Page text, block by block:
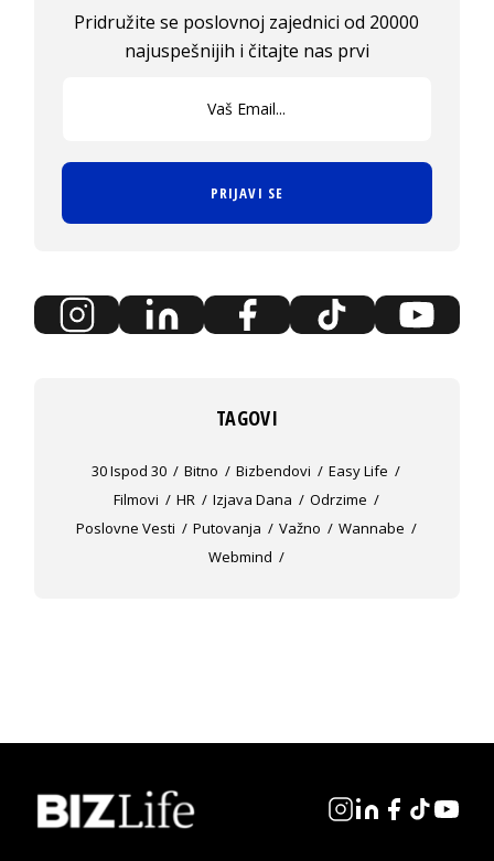
Pridružite se poslovnoj zajednici od 20000
najuspešnijih i čitajte nas prvi
PRIJAVI SE
TAGOVI
30 Ispod 30 Bitno Bizbendovi
Easy Life
Filmovi
HR Izjava Dana
Odrzime
Poslovne Vesti
Putovanja Važno
Wannabe
Webmind